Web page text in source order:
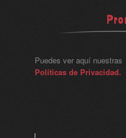
Puedes ver aquí nuestras
Políticas de Privacidad.